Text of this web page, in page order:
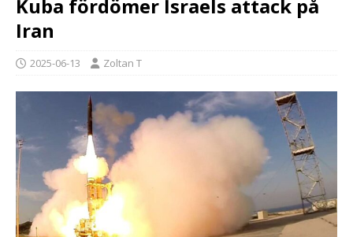
Kuba fördömer Israels attack på
Iran
2025-06-13 Zoltan T